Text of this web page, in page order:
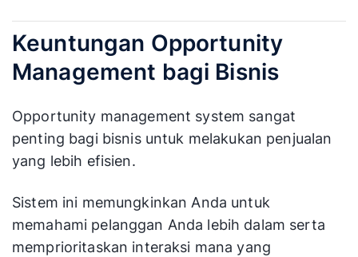
Keuntungan Opportunity
Management bagi Bisnis
Opportunity management system sangat
penting bagi bisnis untuk melakukan penjualan
yang lebih efisien.
Sistem ini memungkinkan Anda untuk
memahami pelanggan Anda lebih dalam serta
memprioritaskan interaksi mana yang